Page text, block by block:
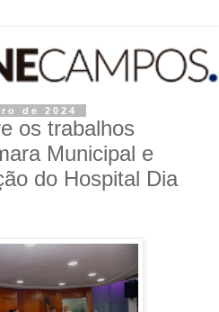
de 2024
os trabalhos
Municipal e
do Hospital Dia